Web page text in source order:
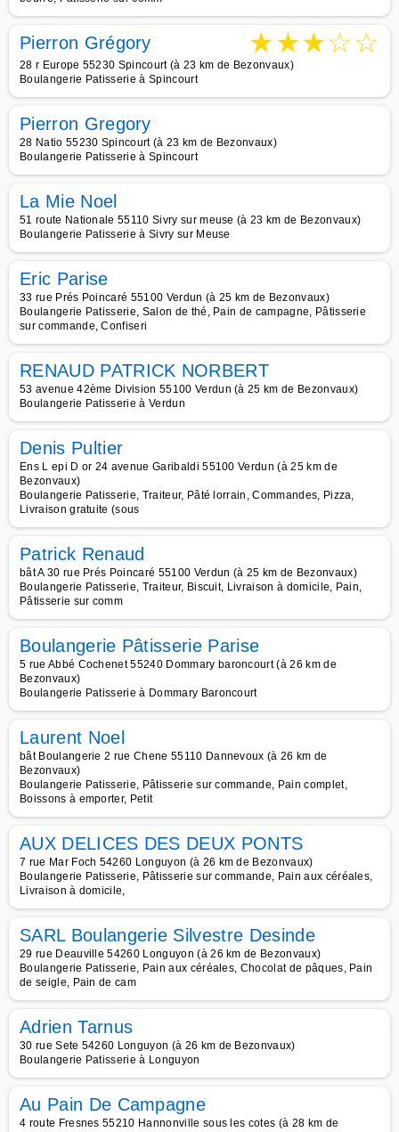
Pierron Grégory ★★★☆☆
28 r Europe 55230 Spincourt (à 23 km de Bezonvaux)
Boulangerie Patisserie à Spincourt
Pierron Gregory
28 Natio 55230 Spincourt (à 23 km de Bezonvaux)
Boulangerie Patisserie à Spincourt
La Mie Noel
51 route Nationale 55110 Sivry sur meuse (à 23 km de Bezonvaux)
Boulangerie Patisserie à Sivry sur Meuse
Eric Parise
33 rue Prés Poincaré 55100 Verdun (à 25 km de Bezonvaux)
Boulangerie Patisserie, Salon de thé, Pain de campagne, Pâtisserie
sur commande, Confiseri
RENAUD PATRICK NORBERT
53 avenue 42ème Division 55100 Verdun (à 25 km de Bezonvaux)
Boulangerie Patisserie à Verdun
Denis Pultier
Ens L epi D or 24 avenue Garibaldi 55100 Verdun (à 25 km de
Bezonvaux)
Boulangerie Patisserie, Traiteur, Pâté lorrain, Commandes, Pizza,
Livraison gratuite (sous
Patrick Renaud
bât A 30 rue Prés Poincaré 55100 Verdun (à 25 km de Bezonvaux)
Boulangerie Patisserie, Traiteur, Biscuit, Livraison à domicile, Pain,
Pâtisserie sur comm
Boulangerie Pâtisserie Parise
5 rue Abbé Cochenet 55240 Dommary baroncourt (à 26 km de
Bezonvaux)
Boulangerie Patisserie à Dommary Baroncourt
Laurent Noel
bât Boulangerie 2 rue Chene 55110 Dannevoux (à 26 km de
Bezonvaux)
Boulangerie Patisserie, Pâtisserie sur commande, Pain complet,
Boissons à emporter, Petit
AUX DELICES DES DEUX PONTS
7 rue Mar Foch 54260 Longuyon (à 26 km de Bezonvaux)
Boulangerie Patisserie, Pâtisserie sur commande, Pain aux céréales,
Livraison à domicile,
SARL Boulangerie Silvestre Desinde
29 rue Deauville 54260 Longuyon (à 26 km de Bezonvaux)
Boulangerie Patisserie, Pain aux céréales, Chocolat de pâques, Pain
de seigle, Pain de cam
Adrien Tarnus
30 rue Sete 54260 Longuyon (à 26 km de Bezonvaux)
Boulangerie Patisserie à Longuyon
Au Pain De Campagne
4 route Fresnes 55210 Hannonville sous les cotes (à 28 km de